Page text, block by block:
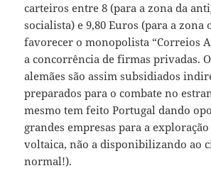
carteiros entre 8 (para a zona da
socialista) e 9,80 Euros (para a zona
favorecer o monopolista “Correios
a concorrência de firmas privadas.
alemães são assim subsidiados
preparados para o combate no
mesmo tem feito Portugal dando
grandes empresas para a
voltaica, não a disponibilizando ao
normal!).